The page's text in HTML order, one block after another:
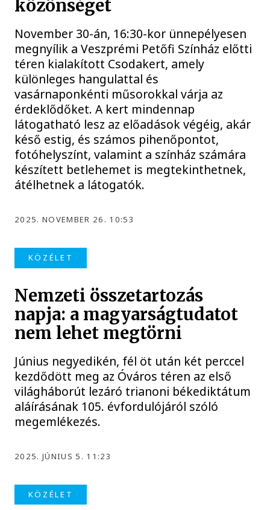
közönséget
November 30-án, 16:30-kor ünnepélyesen
megnyílik a Veszprémi Petőfi Színház előtti
téren kialakított Csodakert, amely
különleges hangulattal és
vasárnaponkénti műsorokkal várja az
érdeklődőket. A kert mindennap
látogatható lesz az előadások végéig, akár
késő estig, és számos pihenőpontot,
fotóhelyszínt, valamint a színház számára
készített betlehemet is megtekinthetnek,
átélhetnek a látogatók.
2025. NOVEMBER 26. 10:53
KÖZÉLET
Nemzeti összetartozás
napja: a magyarságtudatot
nem lehet megtörni
Június negyedikén, fél öt után két perccel
kezdődött meg az Óváros téren az első
világháborút lezáró trianoni békediktátum
aláírásának 105. évfordulójáról szóló
megemlékezés.
2025. JÚNIUS 5. 11:23
KÖZÉLET